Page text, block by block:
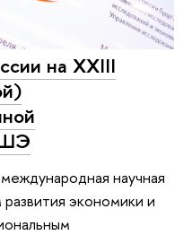
на XXIII
научная
экономики и